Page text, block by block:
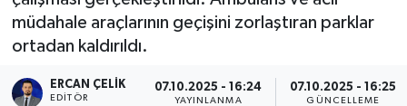
müdahale araçlarının geçişini zorlaştıran parklar
ortadan kaldırıldı.
ERCAN ÇELIK
EDITÖR
07.10.2025 - 16:24
YAYINLANMA
07.10.2025 - 16:25
GÜNCELLEME
Son Dakika Haberleri
Haber Arşivi